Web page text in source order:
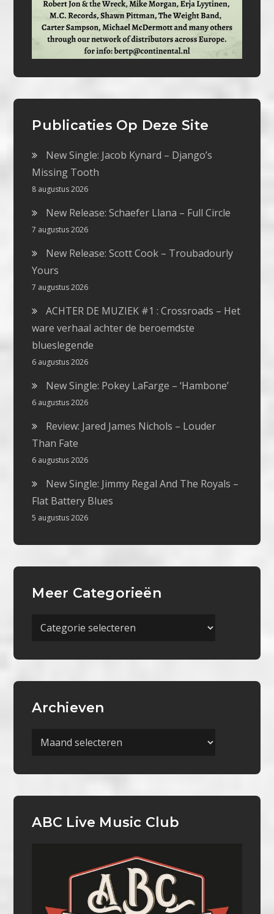
Publicaties Op Deze Site
New Single: Jacob Kynard – Django’s
Missing Tooth
8 augustus 2026
New Release: Schaefer Llana – Full Circle
7 augustus 2026
New Release: Scott Cook – Troubadourly
Yours
7 augustus 2026
ACHTER DE MUZIEK #1 : Crossroads – Het
ware verhaal achter de beroemdste
blueslegende
6 augustus 2026
New Single: Pokey LaFarge – ‘Hambone’
6 augustus 2026
Review: Jared James Nichols – Louder
Than Fate
6 augustus 2026
New Single: Jimmy Regal And The Royals –
Flat Battery Blues
5 augustus 2026
Meer Categorieën
Meer
Archieven
Archieven
ABC Live Music Club